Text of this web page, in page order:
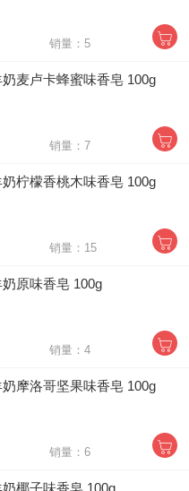
销量：5
麦卢卡蜂蜜味香皂 100g
销量：7
柠檬香桃木味香皂 100g
销量：15
原味香皂 100g
销量：4
摩洛哥坚果味香皂 100g
销量：6
椰子味香皂 100g